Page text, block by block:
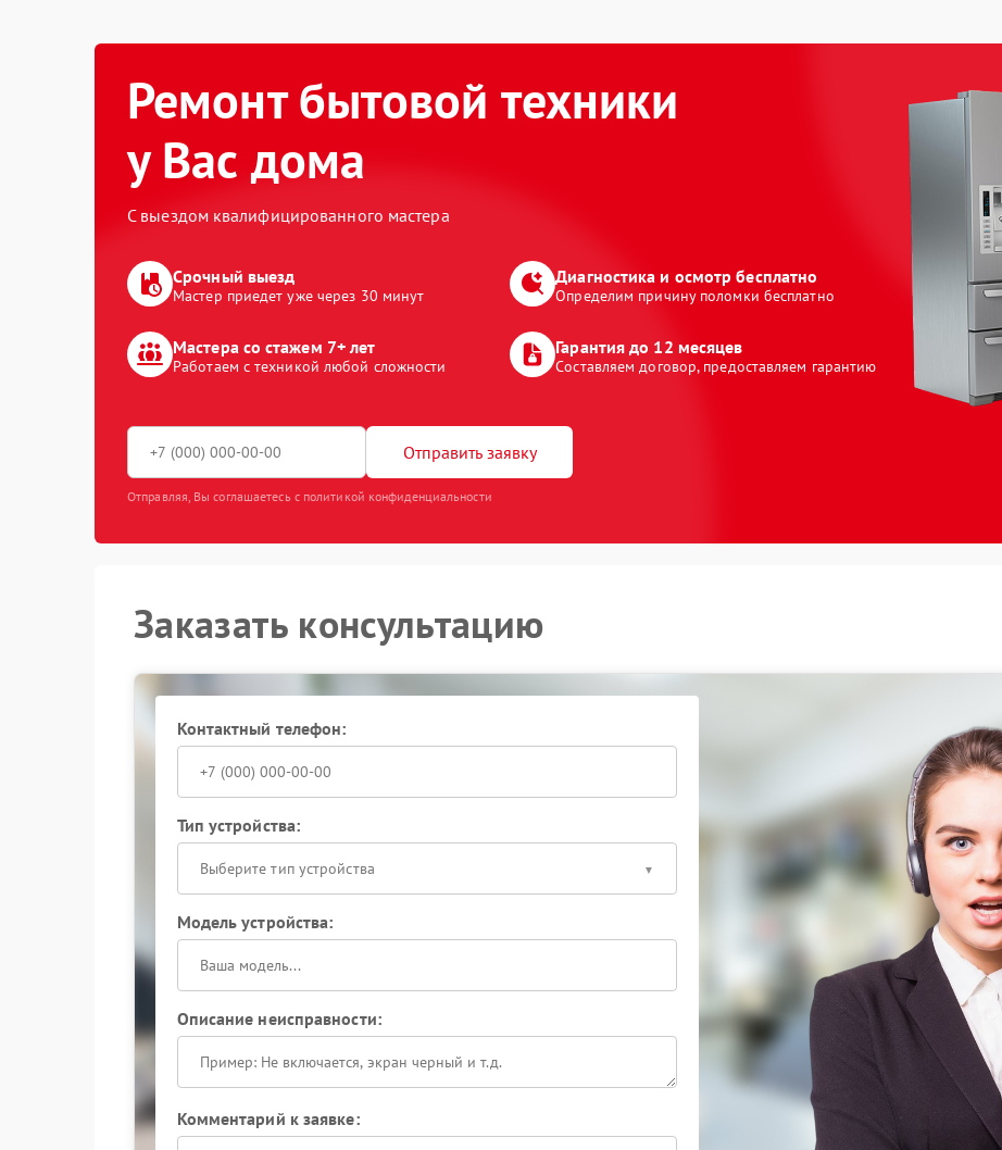
Ремонт бытовой техники
у Вас дома
С выездом квалифицированного мастера
Срочный выезд
Мастер приедет уже через 30 минут
Диагностика и осмотр бесплатно
Определим причину поломки бесплатно
Мастера со стажем 7+ лет
Работаем с техникой любой сложности
Гарантия до 12 месяцев
Составляем договор, предоставляем гарантию
Отправить заявку
Отправляя, Вы соглашаетесь с политикой конфиденциальности
Заказать консультацию
Контактный телефон:
Тип устройства:
Выберите тип устройства
Модель устройства:
Описание неисправности:
Комментарий к заявке: